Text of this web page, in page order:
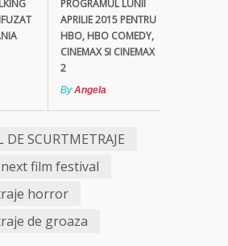
PROGRAMUL LUNII
APRILIE 2015 PENTRU
HBO, HBO COMEDY,
CINEMAX SI CINEMAX
2
ByAngela
DE SCURTMETRAJE
next film festival
horror
de groaza